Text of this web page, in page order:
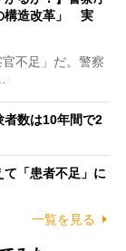
構造改革」 実
不足」だ。警察
者数は10年間で2
て「患者不足」に
一覧を見る